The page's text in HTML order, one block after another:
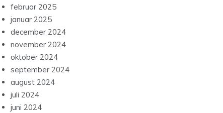
februar 2025
januar 2025
december 2024
november 2024
oktober 2024
september 2024
august 2024
juli 2024
juni 2024